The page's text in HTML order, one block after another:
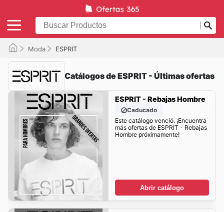
Moda ESPRIT
Catálogos de ESPRIT - Últimas ofertas
ESPRIT - Rebajas Hombre
Caducado
Este catálogo venció. ¡Encuentra
más ofertas de ESPRIT - Rebajas
Hombre próximamente!
Abrir catálogo